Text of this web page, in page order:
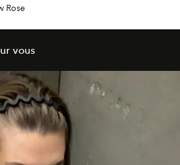
Rose
vous